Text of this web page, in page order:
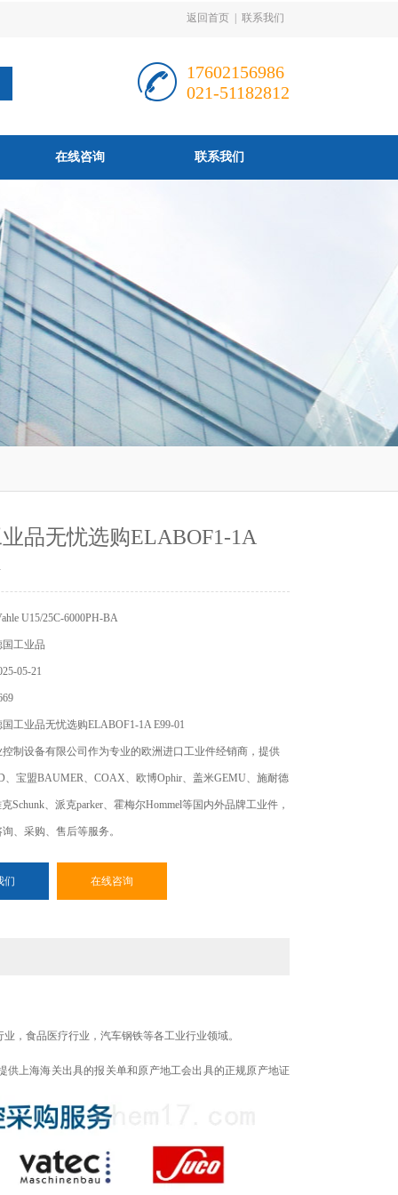
返回首页 联系我们
17602156986
021-51182812
在线咨询 联系我们
品无忧选购ELABOF1-1A
U15/25C-6000PH-BA
工业品
05-21
工业品无忧选购ELABOF1-1A E99-01
制设备有限公司作为专业的欧洲进口工业件经销商，提供
、宝盟BAUMER、COAX、欧博Ophir、盖米GEMU、施耐德
克Schunk、派克parker、霍梅尔Hommel等国内外品牌工业件，
、采购、售后等服务。
们 在线咨询
，食品医疗行业，汽车钢铁等各工业行业领域。
供上海海关出具的报关单和原产地工会出具的正规原产地证